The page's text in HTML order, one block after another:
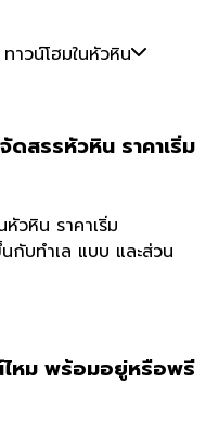
วน์โฮมในหัวหิน
ดสรรหัวหิน ราคาเริ่ม
วหิน ราคาเริ่ม
กับทำเล แบบ และส่วน
ไหม พร้อมอยู่หรือพรี